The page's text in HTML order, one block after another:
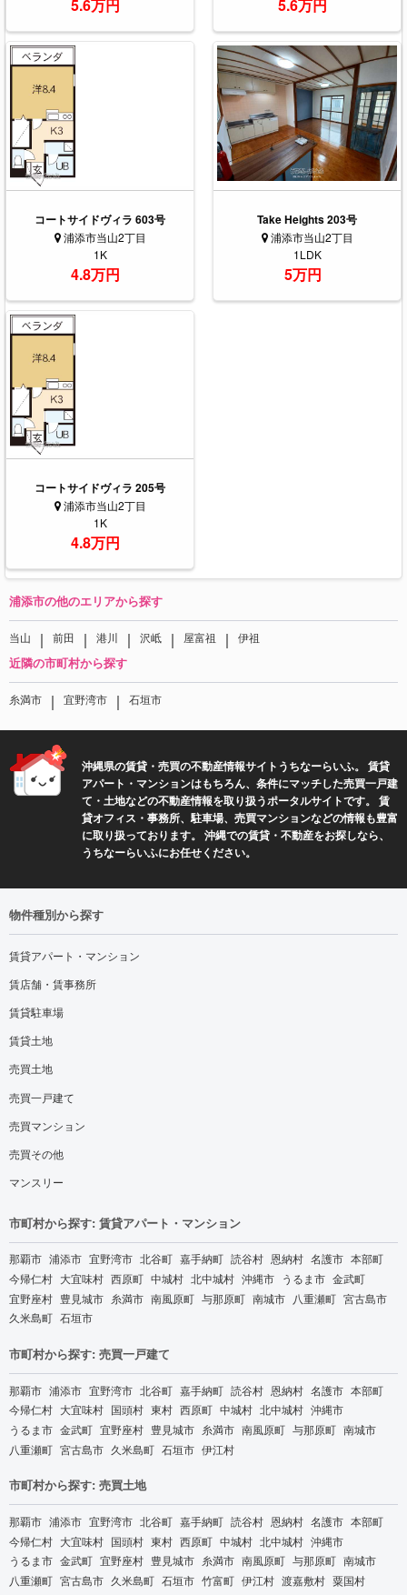
5.6万円 5.6万円
コートサイドヴィラ 603号
浦添市当山2丁目
1K
4.8万円
Take Heights 203号
浦添市当山2丁目
1LDK
5万円
コートサイドヴィラ 205号
浦添市当山2丁目
1K
4.8万円
浦添市の他のエリアから探す
当山 ｜ 前田 ｜ 港川 ｜ 沢岻 ｜ 屋富祖 ｜ 伊祖
近隣の市町村から探す
糸満市 ｜ 宜野湾市 ｜ 石垣市
沖縄県の賃貸・売買の不動産情報サイトうちなーらいふ。 賃貸
アパート・マンションはもちろん、条件にマッチした売買一戸建
て・土地などの不動産情報を取り扱うポータルサイトです。 賃
貸オフィス・事務所、駐車場、売買マンションなどの情報も豊富
に取り扱っております。 沖縄での賃貸・不動産をお探しなら、
うちなーらいふにお任せください。
物件種別から探す
賃貸アパート・マンション
賃店舗・賃事務所
賃貸駐車場
賃貸土地
売買土地
売買一戸建て
売買マンション
売買その他
マンスリー
市町村から探す: 賃貸アパート・マンション
那覇市 浦添市 宜野湾市 北谷町 嘉手納町 読谷村 恩納村 名護市 本部町
今帰仁村 大宜味村 西原町 中城村 北中城村 沖縄市 うるま市 金武町
宜野座村 豊見城市 糸満市 南風原町 与那原町 南城市 八重瀬町 宮古島市
久米島町 石垣市
市町村から探す: 売買一戸建て
那覇市 浦添市 宜野湾市 北谷町 嘉手納町 読谷村 恩納村 名護市 本部町
今帰仁村 大宜味村 国頭村 東村 西原町 中城村 北中城村 沖縄市
うるま市 金武町 宜野座村 豊見城市 糸満市 南風原町 与那原町 南城市
八重瀬町 宮古島市 久米島町 石垣市 伊江村
市町村から探す: 売買土地
那覇市 浦添市 宜野湾市 北谷町 嘉手納町 読谷村 恩納村 名護市 本部町
今帰仁村 大宜味村 国頭村 東村 西原町 中城村 北中城村 沖縄市
うるま市 金武町 宜野座村 豊見城市 糸満市 南風原町 与那原町 南城市
八重瀬町 宮古島市 久米島町 石垣市 竹富町 伊江村 渡嘉敷村 粟国村